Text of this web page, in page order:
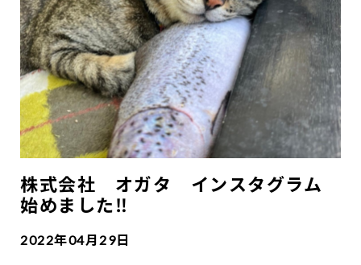
株式会社 オガタ インスタグラム
始めました‼️
2022年04月29日